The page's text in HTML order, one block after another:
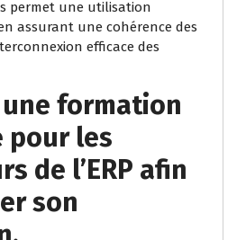
permet une utilisation
assurant une cohérence des
efficace des
une formation
pour les
de l’ERP afin
son